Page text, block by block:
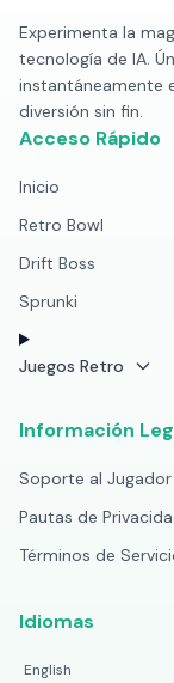
Experimenta la
tecnología de IA.
instantáneamente
diversión sin fin.
Acceso Rápido
Inicio
Retro Bowl
Drift Boss
Sprunki
Juegos Retro
Información
Soporte al Jugador
Pautas de
Términos de
Idiomas
English